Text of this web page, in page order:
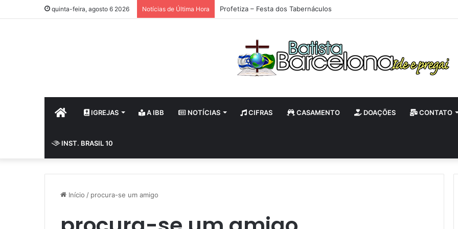
quinta-feira, agosto 6 2026 Notícias de Última Hora Profetiza – Festa dos Tabernáculos
HOME IGREJAS A IBB NOTÍCIAS CIFRAS CASAMENTO DOAÇÕES CONTATO
INST. BRASIL 10
Início / procura-se um amigo